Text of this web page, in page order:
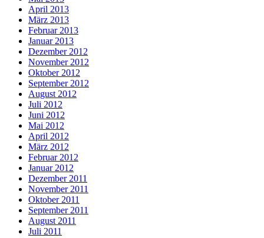
April 2013
März 2013
Februar 2013
Januar 2013
Dezember 2012
November 2012
Oktober 2012
September 2012
August 2012
Juli 2012
Juni 2012
Mai 2012
April 2012
März 2012
Februar 2012
Januar 2012
Dezember 2011
November 2011
Oktober 2011
September 2011
August 2011
Juli 2011